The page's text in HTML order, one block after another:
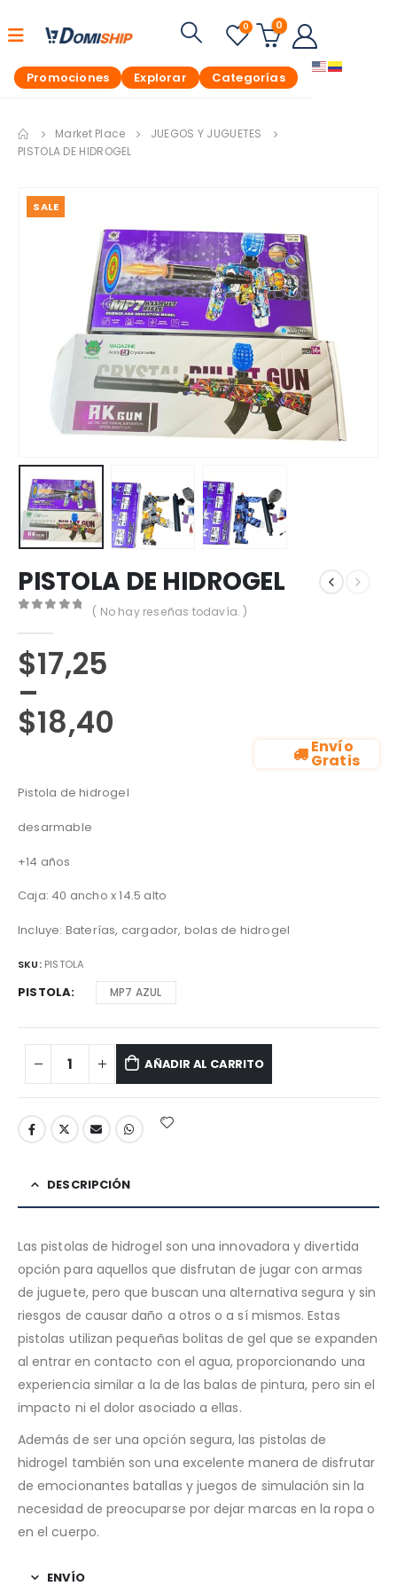
0 0
Promociones Explorar Categorías
Market Place
JUEGOS Y JUGUETES
PISTOLA DE HIDROGEL
SALE
PISTOLA DE HIDROGEL
out of 5
( No hay reseñas todavía. )
$17,25
–
$18,40
Envío
Gratis
Pistola de hidrogel
desarmable
+14 años
Caja: 40 ancho x 14.5 alto
Incluye: Baterías, cargador, bolas de hidrogel
SKU: PISTOLA
PISTOLA MP7 AZUL
AÑADIR AL CARRITO
DESCRIPCIÓN
Las pistolas de hidrogel son una innovadora y divertida
opción para aquellos que disfrutan de jugar con armas
de juguete, pero que buscan una alternativa segura y sin
riesgos de causar daño a otros o a sí mismos. Estas
pistolas utilizan pequeñas bolitas de gel que se expanden
al entrar en contacto con el agua, proporcionando una
experiencia similar a la de las balas de pintura, pero sin el
impacto ni el dolor asociado a ellas.
Además de ser una opción segura, las pistolas de
hidrogel también son una excelente manera de disfrutar
de emocionantes batallas y juegos de simulación sin la
necesidad de preocuparse por dejar marcas en la ropa o
en el cuerpo.
ENVÍO